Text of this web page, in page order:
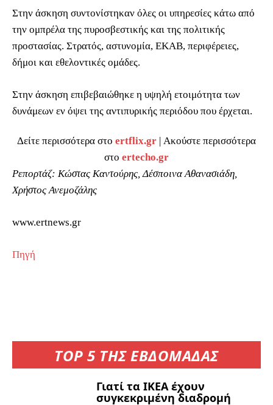
TOP 5 ΤΗΣ ΕΒΔΟΜΑΔΑΣ
Γιατί τα ΙΚΕΑ έχουν
συγκεκριμένη διαδρομή
Στην άσκηση συντονίστηκαν όλες οι υπηρεσίες κάτω από
την ομπρέλα της πυροσβεστικής και της πολιτικής
προστασίας. Στρατός, αστυνομία, ΕΚΑΒ, περιφέρειες,
δήμοι και εθελοντικές ομάδες.
Στην άσκηση επιβεβαιώθηκε η υψηλή ετοιμότητα των
δυνάμεων εν όψει της αντιπυρικής περιόδου που έρχεται.
Δείτε περισσότερα στο ertflix.gr | Ακούστε περισσότερα
στο ertecho.gr
Ρεπορτάζ: Κώστας Καντούρης, Δέσποινα Αθανασιάδη,
Χρήστος Ανεμοζάλης
www.ertnews.gr
Πηγή